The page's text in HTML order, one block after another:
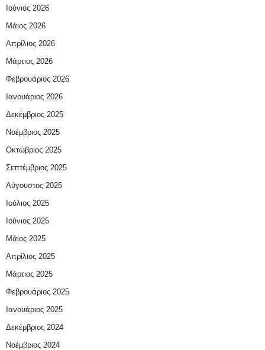
Ιούνιος 2026
Μάιος 2026
Απρίλιος 2026
Μάρτιος 2026
Φεβρουάριος 2026
Ιανουάριος 2026
Δεκέμβριος 2025
Νοέμβριος 2025
Οκτώβριος 2025
Σεπτέμβριος 2025
Αύγουστος 2025
Ιούλιος 2025
Ιούνιος 2025
Μάιος 2025
Απρίλιος 2025
Μάρτιος 2025
Φεβρουάριος 2025
Ιανουάριος 2025
Δεκέμβριος 2024
Νοέμβριος 2024